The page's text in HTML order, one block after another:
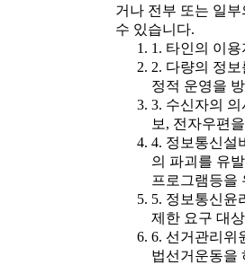
거나 전부 또는 일
수 있습니다.
1. 타인의 이
2. 다량의 정
정적 운영을
3. 수신자의
보, 전자우편
4. 정보통신설
의 파괴를 유
프로그램등을
5. 정보통신윤
제한 요구 대
6. 선거관리위
법선거운동을